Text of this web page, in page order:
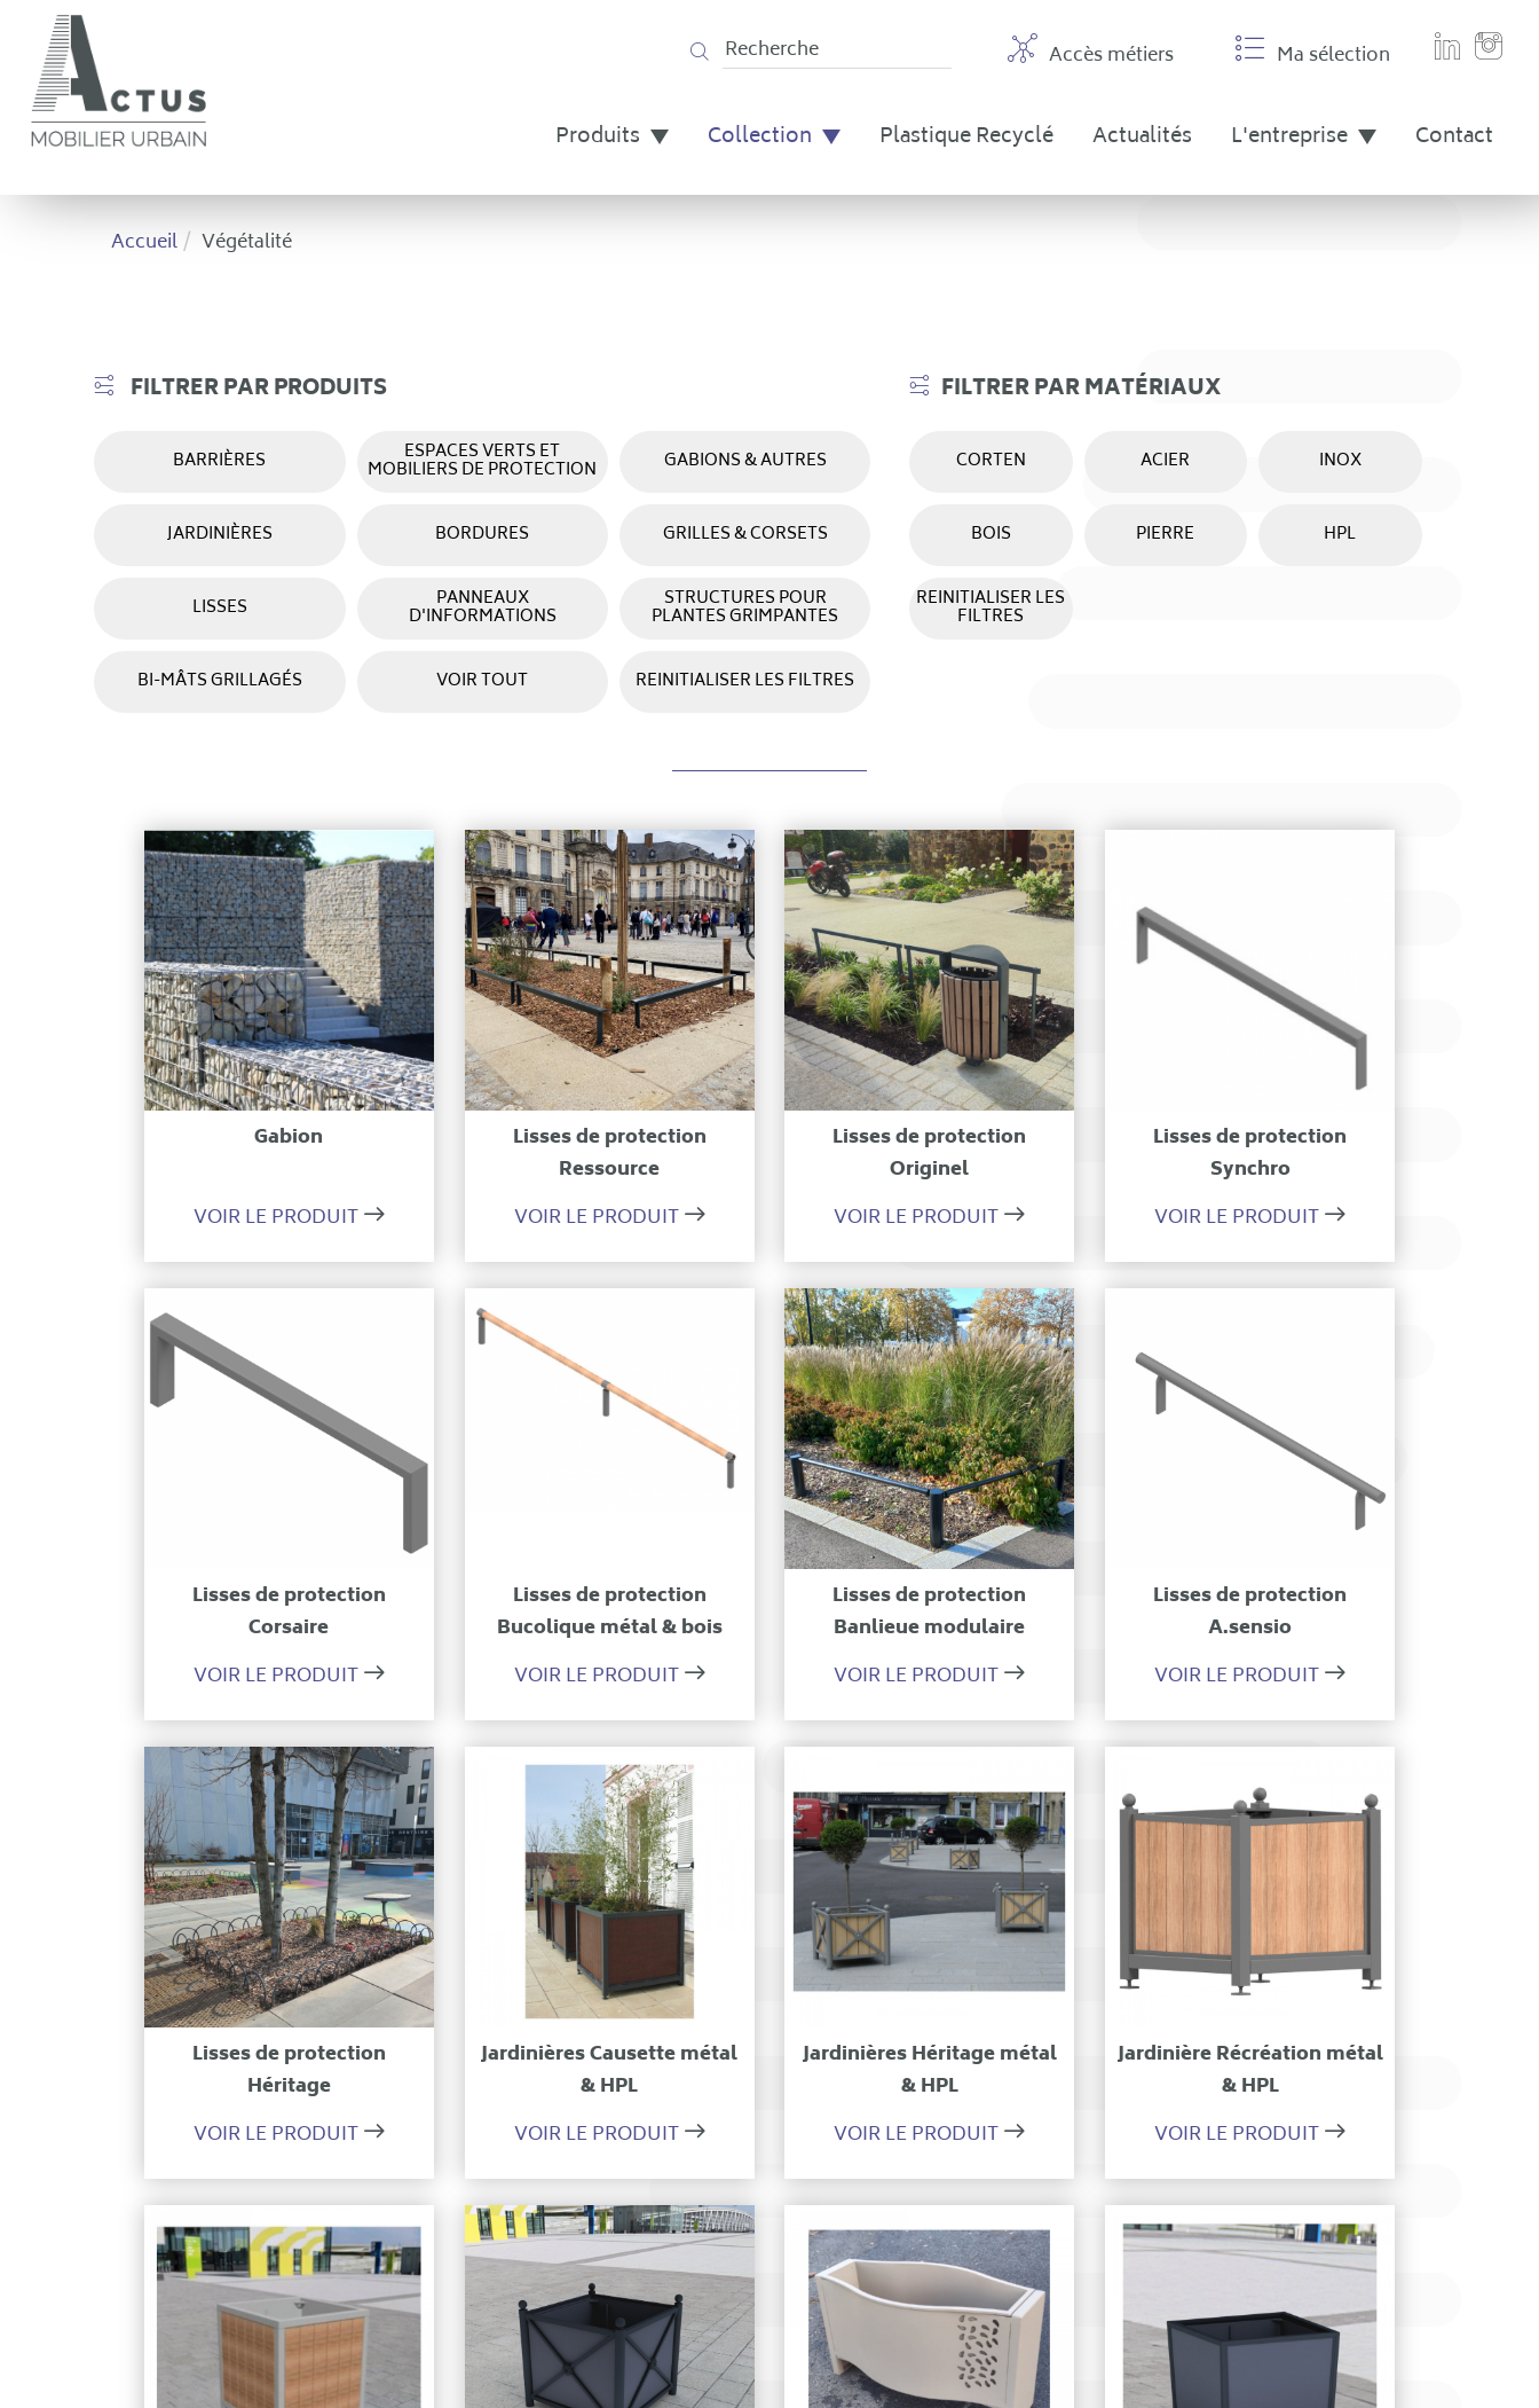
Accès métiers Ma sélection
Produits Collection Plastique Recyclé Actualités L'entreprise Contact
Accueil Végétalité
FILTRER PAR PRODUITS
BARRIÈRES ESPACES VERTS ET
MOBILIERS DE PROTECTION GABIONS & AUTRES
JARDINIÈRES BORDURES GRILLES & CORSETS
LISSES PANNEAUX
D'INFORMATIONS
STRUCTURES POUR
PLANTES GRIMPANTES
BI-MÂTS GRILLAGÉS VOIR TOUT REINITIALISER LES FILTRES
FILTRER PAR MATÉRIAUX
CORTEN ACIER INOX
BOIS PIERRE HPL
REINITIALISER LES
FILTRES
Gabion
VOIR LE PRODUIT
Lisses de protection
Ressource
VOIR LE PRODUIT
Lisses de protection
Originel
VOIR LE PRODUIT
Lisses de protection
Synchro
VOIR LE PRODUIT
Lisses de protection
Corsaire
VOIR LE PRODUIT
Ajouter à ma sélection
Lisses de protection
Bucolique métal & bois
VOIR LE PRODUIT
Ajouter à ma sélection
Lisses de protection
Banlieue modulaire
VOIR LE PRODUIT
Ajouter à ma sélection
Lisses de protection
A.sensio
VOIR LE PRODUIT
Lisses de protection
Héritage
VOIR LE PRODUIT
Jardinières Causette métal
& HPL
VOIR LE PRODUIT
Jardinières Héritage métal
& HPL
VOIR LE PRODUIT
Ajouter à ma sélection
Jardinière Récréation métal
& HPL
VOIR LE PRODUIT
Ajouter à ma sélection Ajouter à ma sélection
Panneau de gestion des cookies